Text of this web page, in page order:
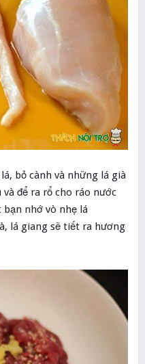
bỏ cành và những lá già
và để ra rổ cho ráo nước
nhớ vò nhẹ lá
lá giang sẽ tiết ra hương